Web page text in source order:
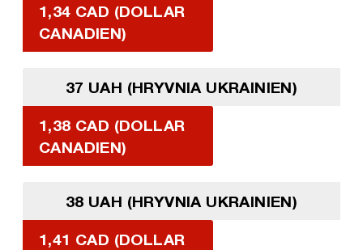
1,34 CAD (DOLLAR
CANADIEN)
37 UAH (HRYVNIA UKRAINIEN)
1,38 CAD (DOLLAR
CANADIEN)
38 UAH (HRYVNIA UKRAINIEN)
1,41 CAD (DOLLAR